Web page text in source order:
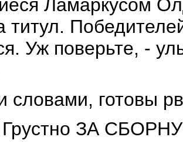
Ламаркусом
титул.
Уж поверьте, -
словами, готовы
ЗА